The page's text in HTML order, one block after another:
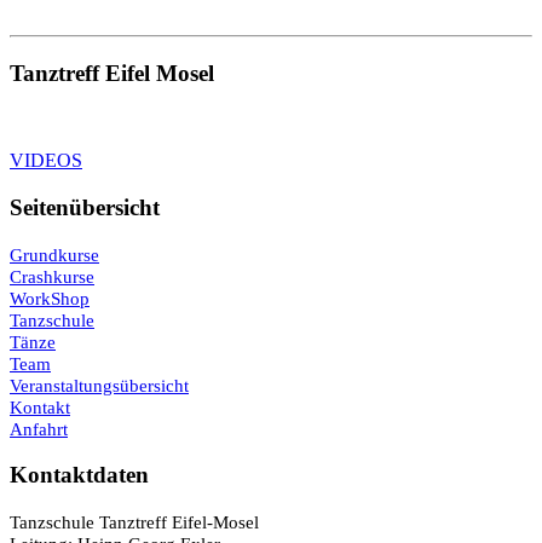
Tanztreff Eifel Mosel
VIDEOS
Seitenübersicht
Grundkurse
Crashkurse
WorkShop
Tanzschule
Tänze
Team
Veranstaltungsübersicht
Kontakt
Anfahrt
Kontaktdaten
Tanzschule Tanztreff Eifel-Mosel